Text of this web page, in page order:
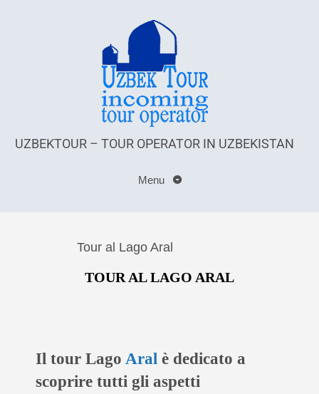
UZBEKTOUR – TOUR OPERATOR IN UZBEKISTAN
Menu
Tour al Lago Aral
TOUR AL LAGO ARAL
Il tourLagoAral è dedicato a
scoprire tutti gli aspetti